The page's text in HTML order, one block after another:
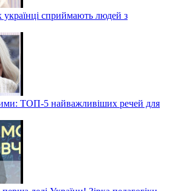
сприймають людей з
ТОП-5 найважливіших речей для